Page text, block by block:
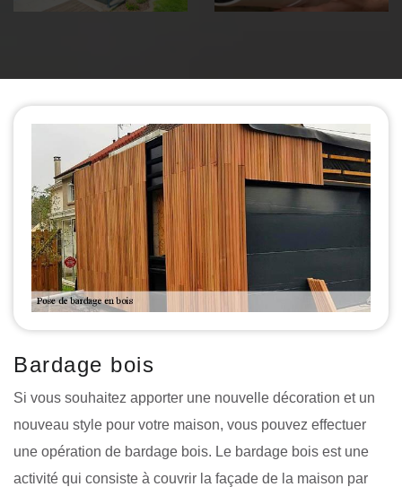
Bardage bois
Si vous souhaitez apporter une nouvelle décoration et un
nouveau style pour votre maison, vous pouvez effectuer
une opération de bardage bois. Le bardage bois est une
activité qui consiste à couvrir la façade de la maison par